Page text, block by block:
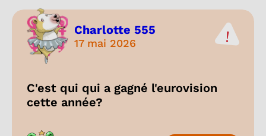
Charlotte 555
17 mai 2026
C'est qui qui a gagné l'eurovision
cette année?